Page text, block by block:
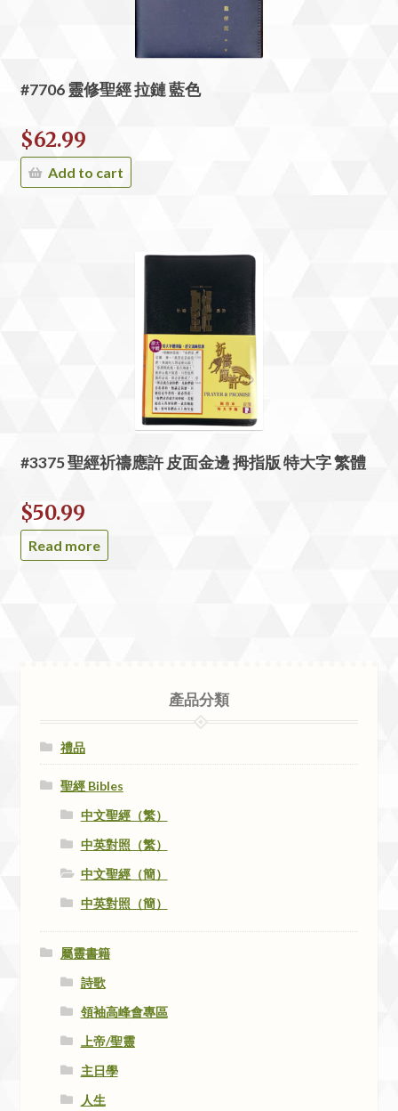
#7706 靈修聖經 拉鏈 藍色
$62.99
Add to cart
#3375 聖經祈禱應許 皮面金邊 拇指版 特大字 繁體
$50.99
Read more
產品分類
禮品
聖經 Bibles
中文聖經（繁）
中英對照（繁）
中文聖經（簡）
中英對照（簡）
屬靈書籍
詩歌
領袖高峰會專區
上帝/聖靈
主日學
人生